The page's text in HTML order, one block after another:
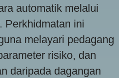
automatik melalui
Perkhidmatan ini
melayari pedagang
risiko, dan
daripada dagangan